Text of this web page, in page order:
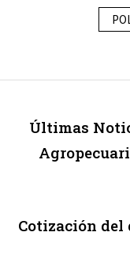
Últimas
Cotización del